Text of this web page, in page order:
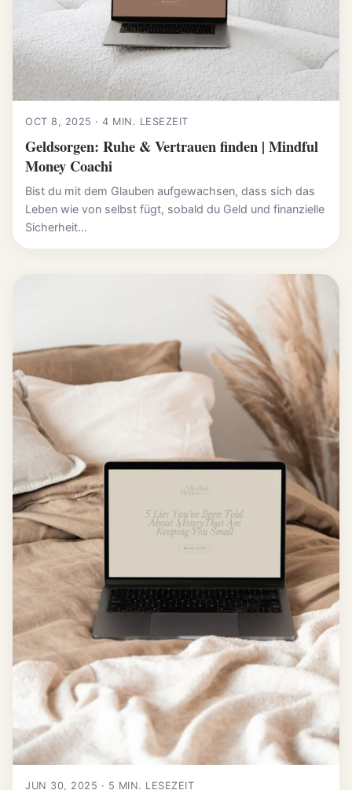
OCT 8, 2025 · 4 MIN. LESEZEIT
Geldsorgen: Ruhe & Vertrauen finden | Mindful
Money Coachi
Bist du mit dem Glauben aufgewachsen, dass sich das
Leben wie von selbst fügt, sobald du Geld und finanzielle
Sicherheit...
JUN 30, 2025 · 5 MIN. LESEZEIT